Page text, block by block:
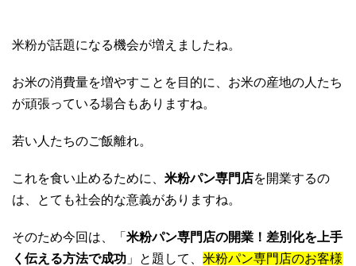
米粉が話題になる機会が増えましたね。
お米の消費量を増やすことを目的に、お米の産地の人たち
が頑張っている場合もありますね。
若い人たちのご飯離れ。
これを食い止めるために、 米粉パン専門店を開業するの
は、とても社会的な意義がありますね。
そのため今回は、「 米粉パン専門店の開業！差別化を上手
く伝える方法で成功 」と題して、 米粉パン専門店のお客様